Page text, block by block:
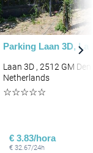
Parking Laan 3D, La
Laan 3D , 2512 GM
Netherlands
☆☆☆☆☆
€ 3.83/hora
€ 32.67/24h